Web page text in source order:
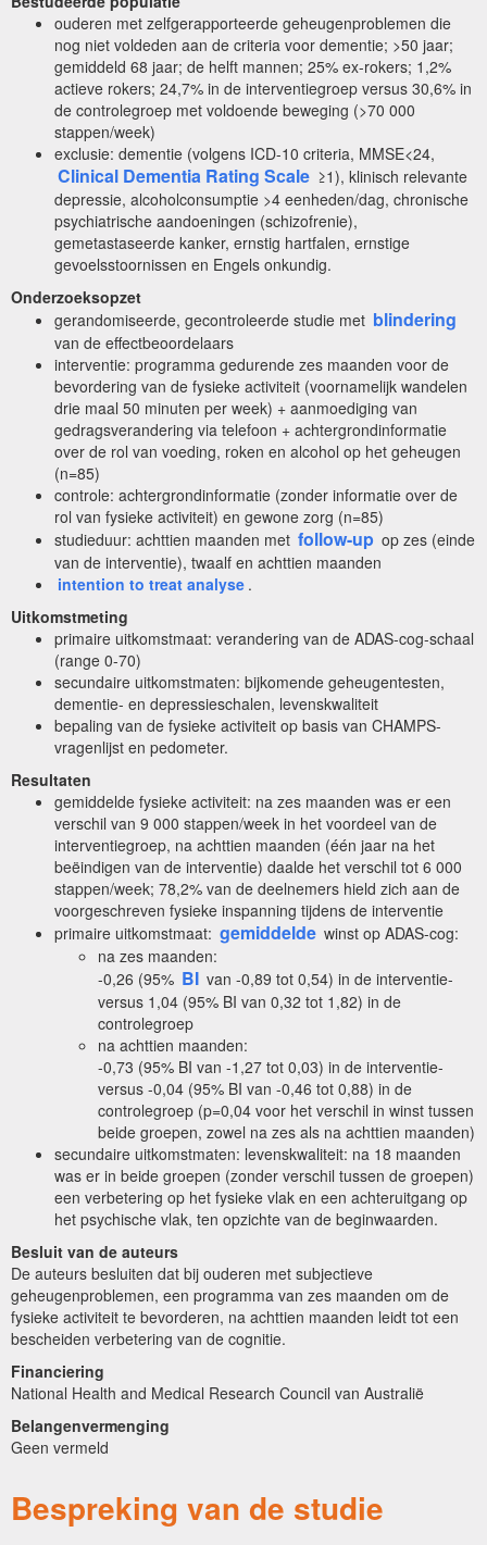
ouderen met zelfgerapporteerde geheugenproblemen die
nog niet voldeden aan de criteria voor dementie; >50 jaar;
gemiddeld 68 jaar; de helft mannen; 25% ex-rokers; 1,2%
actieve rokers; 24,7% in de interventiegroep versus 30,6% in
de controlegroep met voldoende beweging (>70 000
stappen/week)
exclusie: dementie (volgens ICD-10 criteria, MMSE<24,
Clinical Dementia Rating Scale ≥1), klinisch relevante
depressie, alcoholconsumptie >4 eenheden/dag, chronische
psychiatrische aandoeningen (schizofrenie),
gemetastaseerde kanker, ernstig hartfalen, ernstige
gevoelsstoornissen en Engels onkundig.
Onderzoeksopzet
gerandomiseerde, gecontroleerde studie met blindering
van de effectbeoordelaars
interventie: programma gedurende zes maanden voor de
bevordering van de fysieke activiteit (voornamelijk wandelen
drie maal 50 minuten per week) + aanmoediging van
gedragsverandering via telefoon + achtergrondinformatie
over de rol van voeding, roken en alcohol op het geheugen
(n=85)
controle: achtergrondinformatie (zonder informatie over de
rol van fysieke activiteit) en gewone zorg (n=85)
studieduur: achttien maanden met follow-up op zes (einde
van de interventie), twaalf en achttien maanden
intention to treat analyse .
Uitkomstmeting
primaire uitkomstmaat: verandering van de ADAS-cog-schaal
(range 0-70)
secundaire uitkomstmaten: bijkomende geheugentesten,
dementie- en depressieschalen, levenskwaliteit
bepaling van de fysieke activiteit op basis van CHAMPS-
vragenlijst en pedometer.
Resultaten
gemiddelde fysieke activiteit: na zes maanden was er een
verschil van 9 000 stappen/week in het voordeel van de
interventiegroep, na achttien maanden (één jaar na het
beëindigen van de interventie) daalde het verschil tot 6 000
stappen/week; 78,2% van de deelnemers hield zich aan de
voorgeschreven fysieke inspanning tijdens de interventie
primaire uitkomstmaat: gemiddelde winst op ADAS-cog:
na zes maanden:
-0,26 (95% BI van -0,89 tot 0,54) in de interventie-
versus 1,04 (95% BI van 0,32 tot 1,82) in de
controlegroep
na achttien maanden:
-0,73 (95% BI van -1,27 tot 0,03) in de interventie-
versus -0,04 (95% BI van -0,46 tot 0,88) in de
controlegroep (p=0,04 voor het verschil in winst tussen
beide groepen, zowel na zes als na achttien maanden)
secundaire uitkomstmaten: levenskwaliteit: na 18 maanden
was er in beide groepen (zonder verschil tussen de groepen)
een verbetering op het fysieke vlak en een achteruitgang op
het psychische vlak, ten opzichte van de beginwaarden.
Besluit van de auteurs
De auteurs besluiten dat bij ouderen met subjectieve
geheugenproblemen, een programma van zes maanden om de
fysieke activiteit te bevorderen, na achttien maanden leidt tot een
bescheiden verbetering van de cognitie.
Financiering
National Health and Medical Research Council van Australië
Belangenvermenging
Geen vermeld
Bespreking van de studie